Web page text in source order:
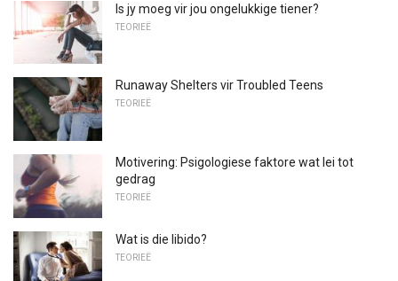
Is jy moeg vir jou ongelukkige tiener?
TEORIEË
Runaway Shelters vir Troubled Teens
TEORIEË
Motivering: Psigologiese faktore wat lei tot
gedrag
TEORIEË
Wat is die libido?
TEORIEË